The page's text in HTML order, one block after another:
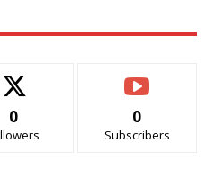
0 0
Subscribers